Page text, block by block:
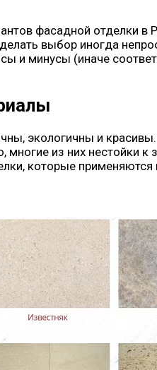
фасадной отделки
выбор иногда
и минусы (иначе
экологичны и
из них нестойки
которые применяются